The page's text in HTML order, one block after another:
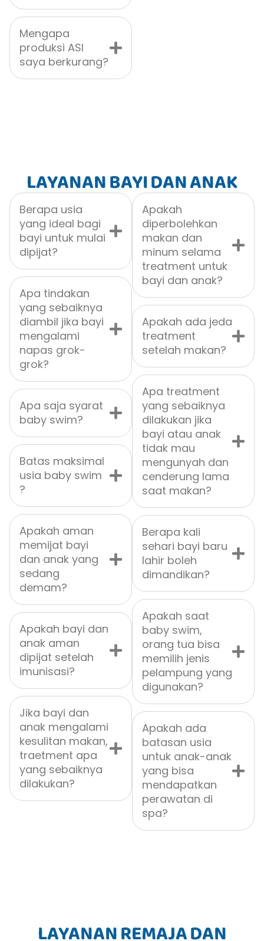
Mengapa
produksi ASI
saya berkurang?
LAYANAN BAYI DAN ANAK
Berapa usia
yang ideal bagi
bayi untuk mulai
dipijat?
Apa tindakan
yang sebaiknya
diambil jika bayi
mengalami
napas grok-
grok?
Apa saja syarat
baby swim?
Batas maksimal
usia baby swim
?
Apakah aman
memijat bayi
dan anak yang
sedang
demam?
Apakah bayi dan
anak aman
dipijat setelah
imunisasi?
Jika bayi dan
anak mengalami
kesulitan makan,
traetment apa
yang sebaiknya
dilakukan?
Apakah
diperbolehkan
makan dan
minum selama
treatment untuk
bayi dan anak?
Apakah ada jeda
treatment
setelah makan?
Apa treatment
yang sebaiknya
dilakukan jika
bayi atau anak
tidak mau
mengunyah dan
cenderung lama
saat makan?
Berapa kali
sehari bayi baru
lahir boleh
dimandikan?
Apakah saat
baby swim,
orang tua bisa
memilih jenis
pelampung yang
digunakan?
Apakah ada
batasan usia
untuk anak-anak
yang bisa
mendapatkan
perawatan di
spa?
LAYANAN REMAJA DAN